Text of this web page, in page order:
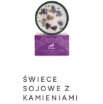
ŚWIECE
SOJOWE Z
KAMIENIAMI